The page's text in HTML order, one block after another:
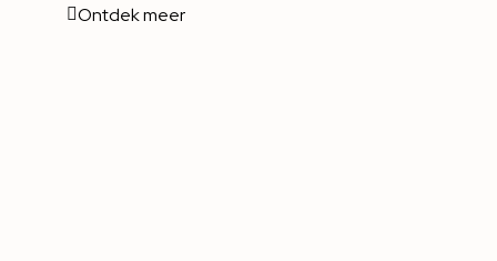
Ontdek meer